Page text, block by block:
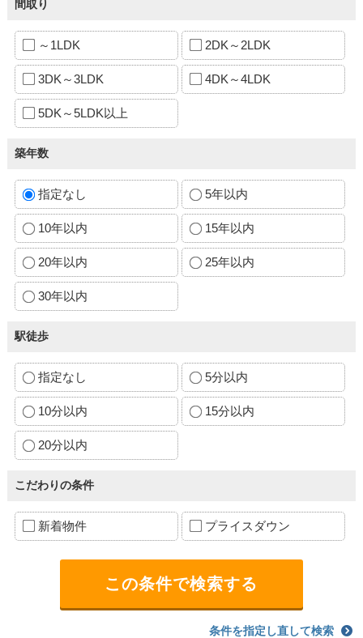
間取り
～1LDK 2DK～2LDK
3DK～3LDK 4DK～4LDK
5DK～5LDK以上
築年数
指定なし 5年以内
10年以内 15年以内
20年以内 25年以内
30年以内
駅徒歩
指定なし 5分以内
10分以内 15分以内
20分以内
こだわりの条件
新着物件 プライスダウン
条件を指定し直して検索